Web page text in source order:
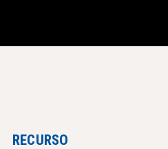
Recursos para
RECURSO